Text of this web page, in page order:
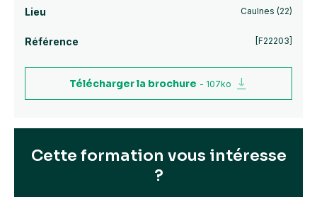
Lieu Caulnes (22)
Référence [F22203]
Télécharger la brochure - 107ko
Cette formation vous intéresse
?